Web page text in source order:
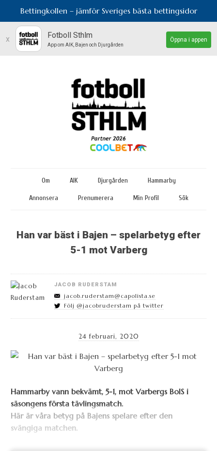
Bettingkollen – jämför Sveriges bästa bettingsidor
x Fotboll Sthlm
App om AIK, Bajen och Djurgården
Öppna i appen
Om AIK Djurgården Hammarby
Annonsera Prenumerera Min Profil Sök
Han var bäst i Bajen – spelarbetyg efter
5-1 mot Varberg
JACOB RUDERSTAM
jacob.ruderstam@capolista.se
Följ @jacobruderstam på twitter
24 februari, 2020
Hammarby vann bekvämt, 5-1, mot Varbergs BoIS i
säsongens första tävlingsmatch.
Här är våra betyg på Bajens spelare efter den
svängiga matchen.